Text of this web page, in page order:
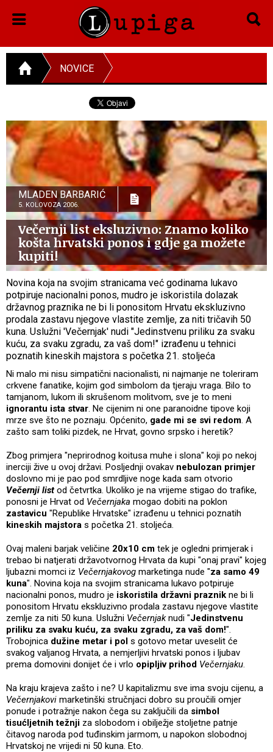
NOVICE
MLADEN BARBARIĆ
5. KOLOVOZA 2006.
Večernji list eksluzivno: Znamo koliko
košta hrvatski ponos i gdje ga možete
kupiti!
Novina koja na svojim stranicama već godinama lukavo
potpiruje nacionalni ponos, mudro je iskoristila dolazak
državnog praznika ne bi li ponositom Hrvatu ekskluzivno
prodala zastavu njegove vlastite zemlje, za niti tričavih 50
kuna. Uslužni 'Večernjak' nudi "Jedinstvenu priliku za svaku
kuću, za svaku zgradu, za vaš dom!" izrađenu u tehnici
poznatih kineskih majstora s početka 21. stoljeća
Ni malo mi nisu simpatični nacionalisti, ni najmanje ne toleriram
crkvene fanatike, kojim god simbolom da tjeraju vraga. Bilo to
tamjanom, lukom ili skrušenom molitvom, sve je to meni
ignorantu ista stvar. Ne cijenim ni one paranoidne tipove koji
mrze sve što ne poznaju. Općenito, gade mi se svi redom. A
zašto sam toliki pizdek, ne Hrvat, govno srpsko i heretik?
Zbog primjera "neprirodnog koitusa muhe i slona" koji po nekoj
inerciji žive u ovoj državi. Posljednji ovakav nebulozan primjer
doslovno mi je pao pod smrdljive noge kada sam otvorio
Večernji listod četvrtka. Ukoliko je na vrijeme stigao do trafike,
ponosni je Hrvat od Večernjaka mogao dobiti na poklon
zastavicu "Republike Hrvatske" izrađenu u tehnici poznatih
kineskih majstora s početka 21. stoljeća.
Ovaj maleni barjak veličine 20x10 cm tek je ogledni primjerak i
trebao bi natjerati državotvornog Hrvata da kupi "onaj pravi" kojeg
ljubazni momci iz Večernjakovog marketinga nude "za samo 49
kuna". Novina koja na svojim stranicama lukavo potpiruje
nacionalni ponos, mudro je iskoristila državni praznik ne bi li
ponositom Hrvatu ekskluzivno prodala zastavu njegove vlastite
zemlje za niti 50 kuna. Uslužni Večernjaknudi "Jedinstvenu
priliku za svaku kuću, za svaku zgradu, za vaš dom!".
Trobojnica dužine metar i pol s gotovo metar uveselit će
svakog valjanog Hrvata, a nemjerljivi hrvatski ponos i ljubav
prema domovini donijet će i vrlo opipljiv prihod Večernjaku.
Na kraju krajeva zašto i ne? U kapitalizmu sve ima svoju cijenu, a
Večernjakovi marketinški stručnjaci dobro su proučili omjer
ponude i potražnje nakon čega su zaključili da simbol
tisućljetnih težnji za slobodom i obilježje stoljetne patnje
čitavog naroda pod tuđinskim jarmom, u napokon slobodnoj
Hrvatskoj ne vrijedi ni 50 kuna. Eto.